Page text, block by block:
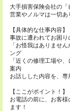
大手損害保険会社の「
営業やノルマは一切あ
【具体的な仕事内容】
事故に遭われてお困り
「お怪我はありませ
ング
「近くの修理工場や
案内
お話しした内容を、
【ここがポイント！】
お電話の前に、お客
ます！